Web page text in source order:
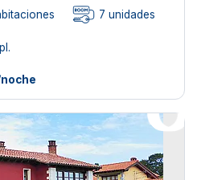
7 unidades